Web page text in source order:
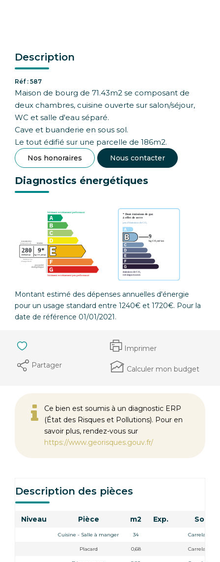
Description
Réf : 587
Maison de bourg de 71.43m2 se composant de
deux chambres, cuisine ouverte sur salon/séjour,
WC et salle d'eau séparé.
Cave et buanderie en sous sol.
Le tout édifié sur une parcelle de 186m2.
Nos honoraires Nous contacter
Diagnostics énergétiques
Montant estimé des dépenses annuelles d'énergie
pour un usage standard entre 1240€ et 1720€. Pour la
date de référence 01/01/2021.
Imprimer
Partager
Calculer mon budget
Ce bien est soumis à un diagnostic ERP
(État des Risques et Pollutions). Pour en
savoir plus, rendez-vous sur
https://www.georisques.gouv.fr/
Description des pièces
Niveau Pièce m2 Exp. Sol
Cuisine - Salle à manger 34 Carrelage
Placard 0,68 Carrelage